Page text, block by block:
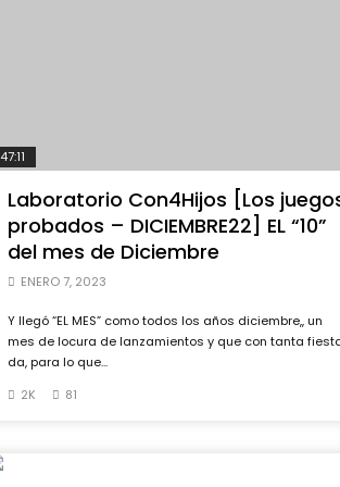
47:11
Laboratorio Con4Hijos [Los
probados – DICIEMBRE22] EL “10”
del mes de Diciembre
ENERO 7, 2023
Y llegó “EL MES” como todos los años diciembre,, un
mes de locura de lanzamientos y que con tanta
da, para lo que...
2K
81